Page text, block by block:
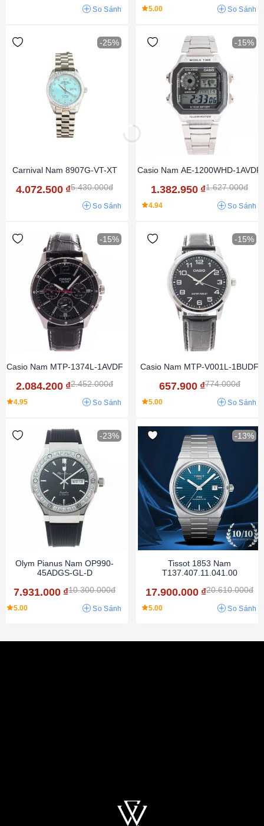
So Sánh 5.00 So Sánh
-25%
Carnival Nam 8907G-VT-XT
4.072.500 ₫5.430.000đ
So Sánh
-15%
Casio Nam AE-1200WHD-1AVDF
1.382.950 ₫1.627.000đ
4.94 So Sánh
-15%
Casio Nam MTP-1374L-1AVDF
2.084.200 ₫2.452.000đ
4.95 So Sánh
-15%
Casio Nam MTP-V001L-1BUDF
657.900 ₫774.000đ
5.00 So Sánh
-23%
Olym Pianus Nam OP990-
45ADGS-GL-D
7.931.000 ₫10.300.000đ
5.00 So Sánh
-13%
Tissot 1853 Nam
T137.407.11.041.00
17.900.000 ₫20.610.000đ
5.00 So Sánh